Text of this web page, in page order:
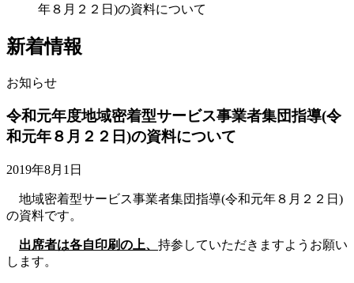
年８月２２日)の資料について
新着情報
お知らせ
令和元年度地域密着型サービス事業者集団指導(令
和元年８月２２日)の資料について
2019年8月1日
地域密着型サービス事業者集団指導(令和元年８月２２日)
の資料です。
出席者は各自印刷の上、 持参していただきますようお願い
します。